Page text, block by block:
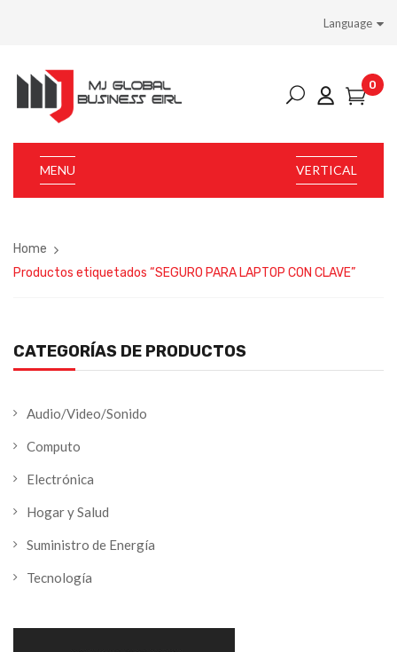
Language
0
VERTICAL
MENU
Home
Productos etiquetados “SEGURO PARA LAPTOP CON CLAVE”
CATEGORÍAS DE PRODUCTOS
Audio/Video/Sonido
Computo
Electrónica
Hogar y Salud
Suministro de Energía
Tecnología